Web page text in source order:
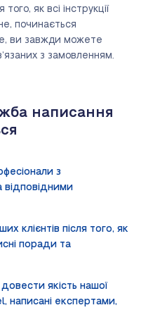
як всі інструкції
починається
ви завжди можете
з замовленням.
написання
з
відповідними
клієнтів після того, як
поради та
якість нашої
написані експертами,